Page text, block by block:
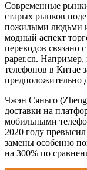
Современные
старых рынков
пожилыми людьми
модный аспект
переводов связано
paper.cn.
телефонов в Китае
предположительно
Чжэн Сяньго
доставки на
мобильными
2020 году
замены особенно
на 300% по